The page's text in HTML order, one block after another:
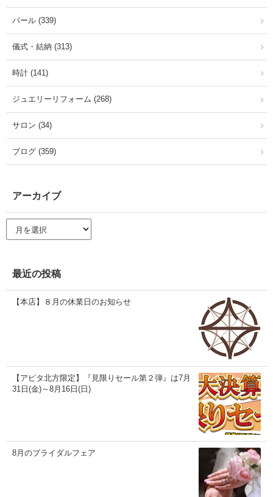
パール (339)
儀式・結納 (313)
時計 (141)
ジュエリーリフォーム (268)
サロン (34)
ブログ (359)
アーカイブ
ー
ブ
最近の投稿
【本店】８月の休業日のお知らせ
【アピタ北方限定】『見限りセール第２弾』は7月
31日(金)～8月16日(日)
8月のブライダルフェア